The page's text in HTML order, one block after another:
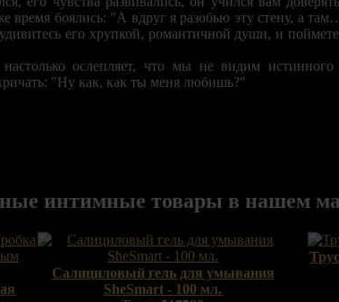
время боялись: "А вдруг я разобью эту стену, а
его хрупкой, романтичной души, и
ослепляет, что мы не видим истинного
"Ну как, как ты меня любишь?"
интимные товары в нашем
Салициловый гель для умывания
SheSmart - 100 мл.